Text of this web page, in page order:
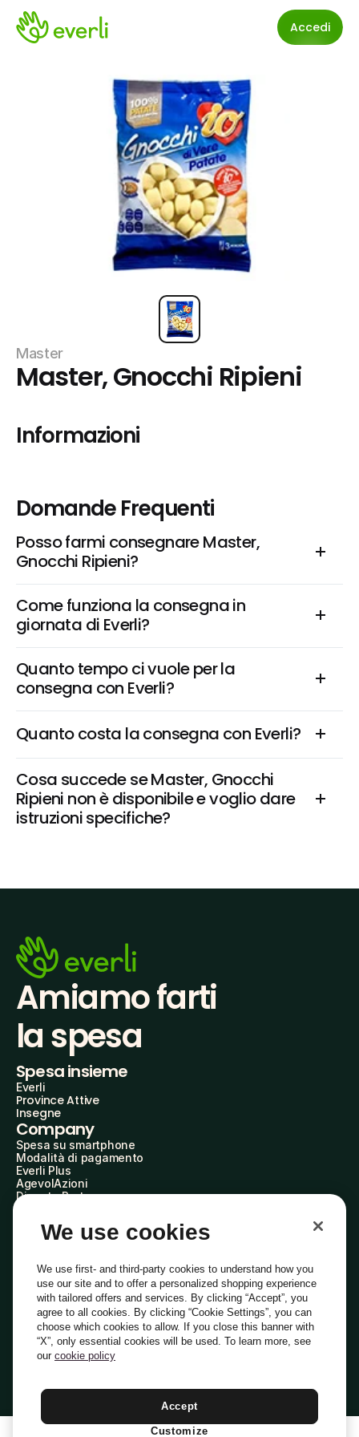
Accedi
Master
Master, Gnocchi Ripieni
Informazioni
Domande Frequenti
Posso farmi consegnare Master,
Gnocchi Ripieni?
Come funziona la consegna in
giornata di Everli?
Quanto tempo ci vuole per la
consegna con Everli?
Quanto costa la consegna con Everli?
Cosa succede se Master, Gnocchi
Ripieni non è disponibile e voglio dare
istruzioni specifiche?
Amiamo farti
la spesa
Spesa insieme
Everli
Province Attive
Insegne
Company
Spesa su smartphone
Modalità di pagamento
Everli Plus
AgevolAzioni
Diventa Partner
Everli Shoppers
About Us
Everli News
Domande frequenti
Lavora con noi
Diventa Shopper
Investitori
PrivacyCookiePreferenze Cookie
Termini e CondizioniCodice Etico
Indirizzo PEC: everli@pec.it - indirizzo DPO: dpo@everli.com
Italiano
We use cookies
We use first- and third-party cookies to understand how you
use our site and to offer a personalized shopping experience
with tailored offers and services. By clicking “Accept”, you
agree to all cookies. By clicking “Cookie Settings”, you can
choose which cookies to allow. If you close this banner with
“X”, only essential cookies will be used. To learn more, see
our cookie policy
Accept
Customize